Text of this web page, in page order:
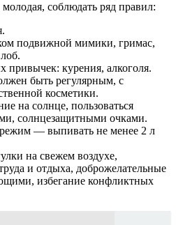
соблюдать ряд правил:
подвижной мимики, гримас,
привычек: курения, алкоголя.
быть регулярным, с
косметики.
на солнце, пользоваться
солнцезащитными очками.
— выпивать не менее 2 л
на свежем воздухе,
и отдыха, доброжелательные
избегание конфликтных